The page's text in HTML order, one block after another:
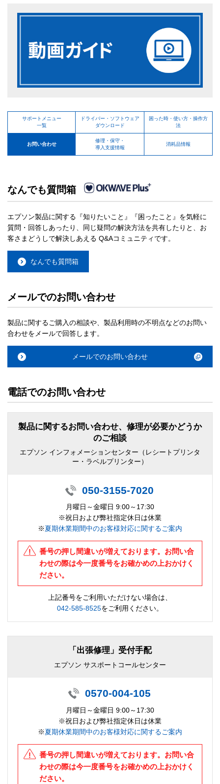
サポートメニュー
一覧
ドライバー・ソフトウェア
ダウンロード
困った時・使い方・操作方
法
お問い合わせ
修理・保守・
導入支援情報
消耗品情報
なんでも質問箱
エプソン製品に関する『知りたいこと』『困ったこと』を気軽に
質問・回答しあったり、同じ疑問の解決方法を共有したりと、お
客さまどうしで解決しあえる Q&Aコミュニティです。
なんでも質問箱
メールでのお問い合わせ
製品に関するご購入の相談や、製品利用時の不明点などのお問い
合わせをメールで回答します。
メールでのお問い合わせ
電話でのお問い合わせ
製品に関するお問い合わせ、修理が必要かどうか
のご相談
エプソン インフォメーションセンター（レシートプリンタ
ー・ラベルプリンター）
050-3155-7020
月曜日～金曜日 9:00～17:30
※祝日および弊社指定休日は休業
※夏期休業期間中のお客様対応に関するご案内
番号の押し間違いが増えております。お問い合
わせの際は今一度番号をお確かめの上おかけく
ださい。
上記番号をご利用いただけない場合は、
042-585-8525をご利用ください。
「出張修理」受付手配
エプソン サスポートコールセンター
0570-004-105
月曜日～金曜日 9:00～17:30
※祝日および弊社指定休日は休業
※夏期休業期間中のお客様対応に関するご案内
番号の押し間違いが増えております。お問い合
わせの際は今一度番号をお確かめの上おかけく
ださい。